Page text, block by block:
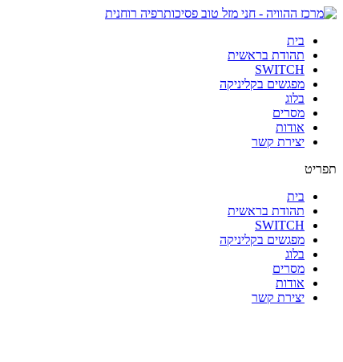
בית
תהודת בראשית
SWITCH
מפגשים בקליניקה
בלוג
מסרים
אודות
יצירת קשר
תפריט
בית
תהודת בראשית
SWITCH
מפגשים בקליניקה
בלוג
מסרים
אודות
יצירת קשר